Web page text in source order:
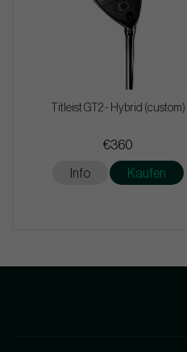
Titleist GT2 - Hybrid (custom)
€360
Info Kaufen